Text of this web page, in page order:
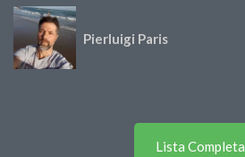
Pierluigi Paris
Lista Completa